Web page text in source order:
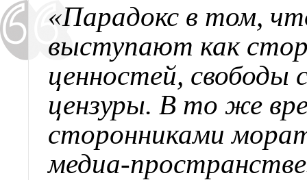
«Парадокс в том,
выступают как
ценностей, свободы
цензуры. В то же
сторонниками
медиа-